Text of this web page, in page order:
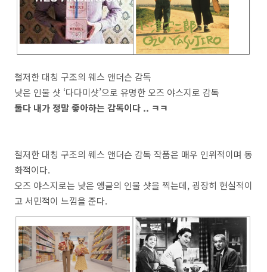
철저한 대칭 구조의 웨스 앤더슨 감독
낮은 인물 샷 ‘다다미샷’으로 유명한 오즈 야스지로 감독
둘다 내가 정말 좋아하는 감독이다 .. ㅋㅋ
철저한 대칭 구조의 웨스 앤더슨 감독 작품은 매우 인위적이며 동
화적이다.
오즈 야스지로는 낮은 앵글의 인물 샷을 찍는데, 굉장히 현실적이
고 서민적이 느낌을 준다.